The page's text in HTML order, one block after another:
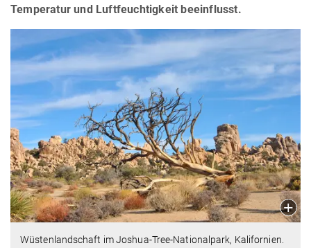
Temperatur und Luftfeuchtigkeit beeinflusst.
Wüstenlandschaft im Joshua-Tree-Nationalpark, Kalifornien.